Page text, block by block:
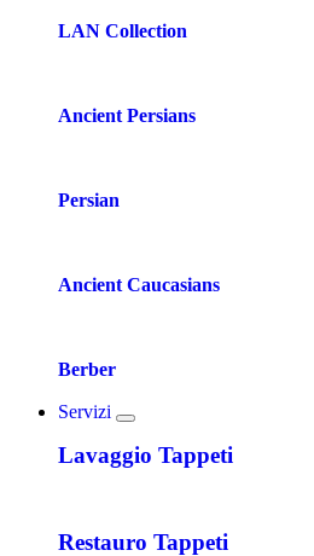
LAN Collection
Ancient Persians
Persian
Ancient Caucasians
Berber
Servizi
Lavaggio Tappeti
Restauro Tappeti